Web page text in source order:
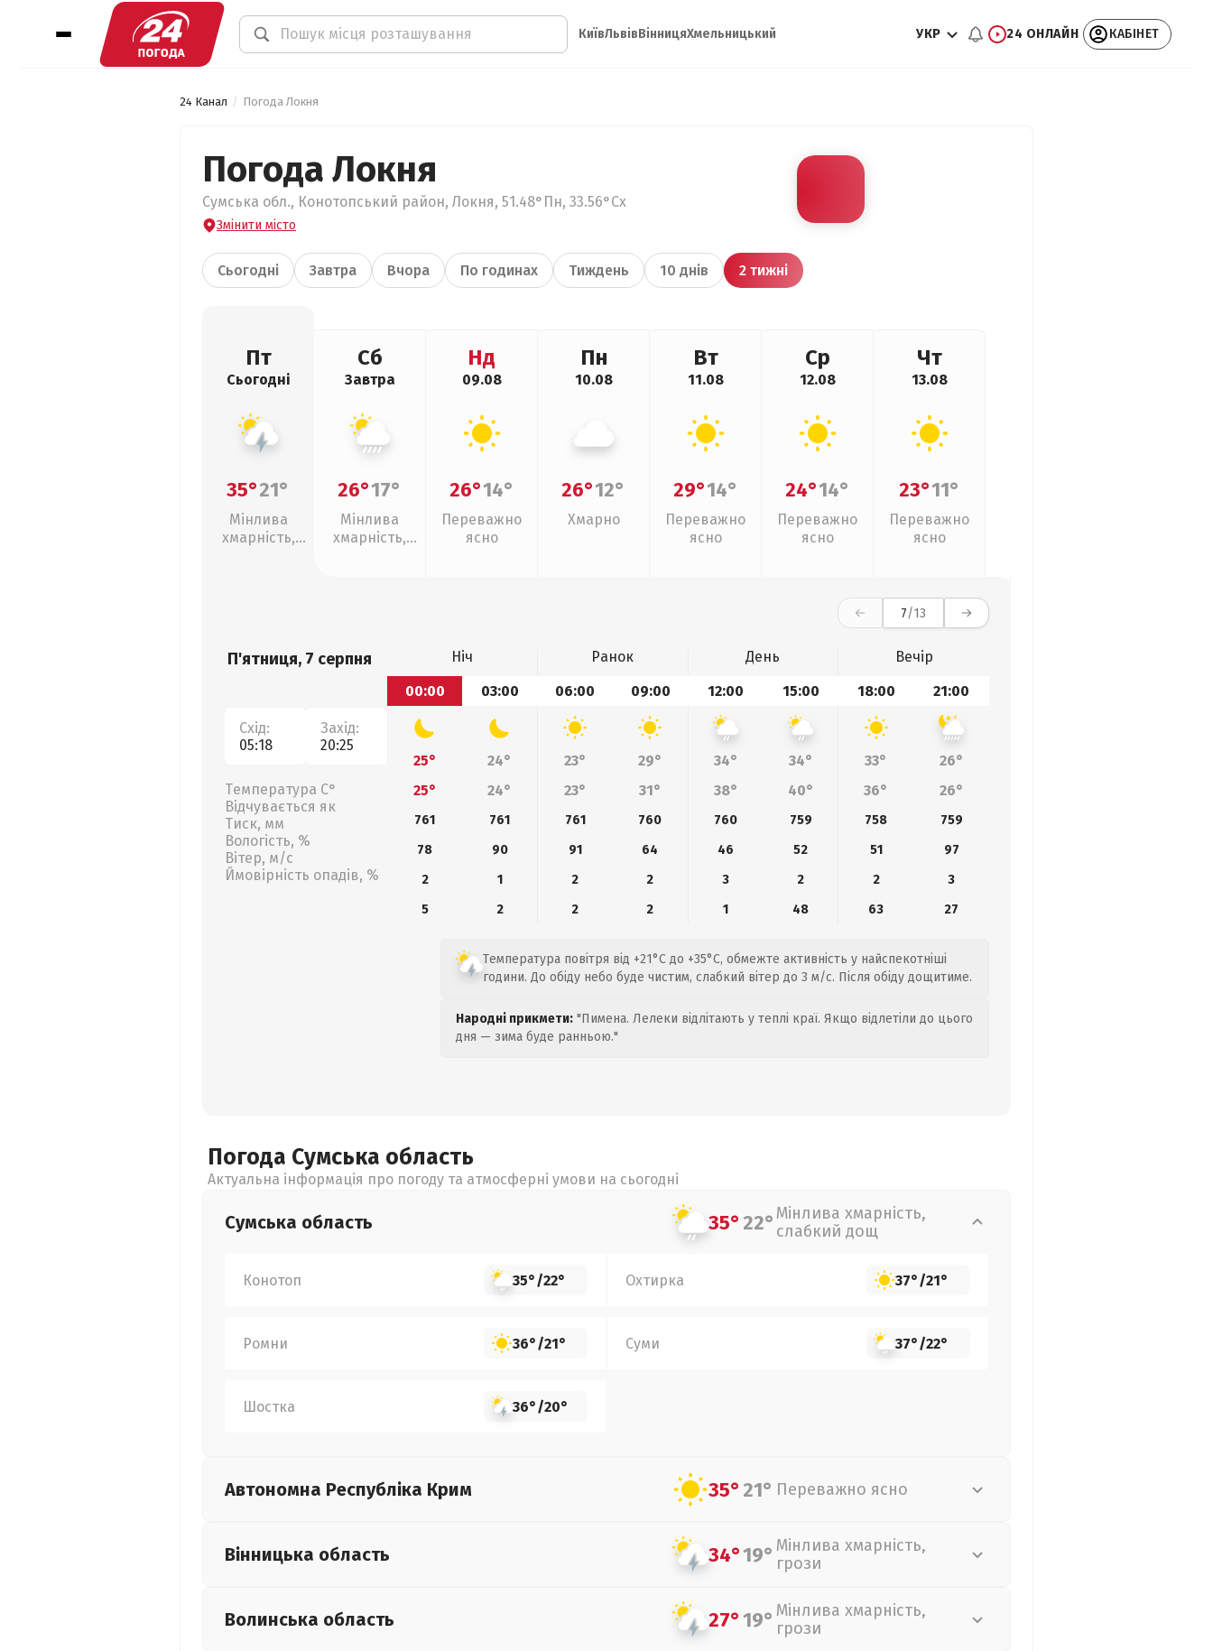
КиївЛьвівВінницяХмельницький УКР 24 ОНЛАЙН КАБІНЕТ
24 Канал Погода Локня
Погода Локня
Сумська обл., Конотопський район, Локня, 51.48°Пн, 33.56°Сх
Змінити місто
Сьогодні Завтра Вчора По годинах Тиждень 10 днів 2 тижні
Пт
Сьогодні
35°21°
Мінлива
хмарність,
Сб
Завтра
26°17°
Мінлива
хмарність,
Нд
09.08
26°14°
Переважно
ясно
Пн
10.08
26°12°
Хмарно
Вт
11.08
29°14°
Переважно
ясно
Ср
12.08
24°14°
Переважно
ясно
Чт
13.08
23°11°
Переважно
ясно
7/13
П'ятниця, 7 серпня
Схід:
05:18
Захід:
20:25
Температура С°
Відчувається як
Тиск, мм
Вологість, %
Вітер, м/с
Ймовірність опадів, %
Ніч Ранок День
Вечір
00:00
03:00 06:00 09:00 12:00 15:00 18:00 21:00
25° 24° 23° 29° 34° 34° 33°
26°
25°
24° 23° 31° 38° 40° 36° 26°
761 761 761 760 760 759 758
759
78
90 91 64 46 52 51
97
2
1 2 2 3 2 2
3
5
2 2 2 1 48 63 27
Температура повітря від +21°C до +35°C, обмежте активність у найспекотніші
години. До обіду небо буде чистим, слабкий вітер до 3 м/с. Після обіду дощитиме.
Народні прикмети: "Пимена. Лелеки відлітають у теплі краї. Якщо відлетіли до цього
дня — зима буде ранньою."
Погода Сумська область
Актуальна інформація про погоду та атмосферні умови на сьогодні
Сумська область 35°22°Мінлива хмарність,
слабкий дощ
Конотоп 35°/22° Охтирка 37°/21°
Ромни 36°/21° Суми 37°/22°
Шостка 36°/20°
Автономна Республіка Крим 35°21° Переважно ясно
Вінницька область 34°19° Мінлива хмарність,
грози
Волинська область 27°19° Мінлива хмарність,
грози